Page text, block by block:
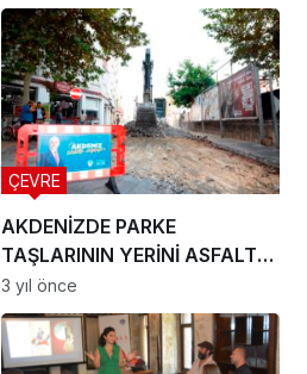
AKDENİZDE PARKE
TAŞLARININ YERİNİ ASFALT
ALIYOR
ÇEVRE
3 yıl önce